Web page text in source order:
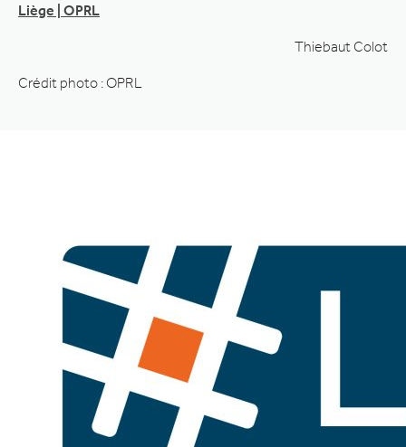
Liège | OPRL
Thiebaut Colot
Crédit photo : OPRL